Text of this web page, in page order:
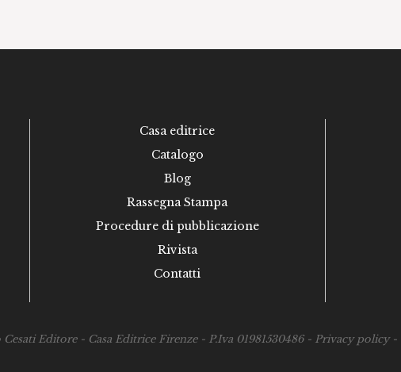
Casa editrice
Catalogo
Blog
Rassegna Stampa
Procedure di pubblicazione
Rivista
Contatti
Editore - Casa Editrice Firenze - P.Iva 01981530486 - Privacy policy-